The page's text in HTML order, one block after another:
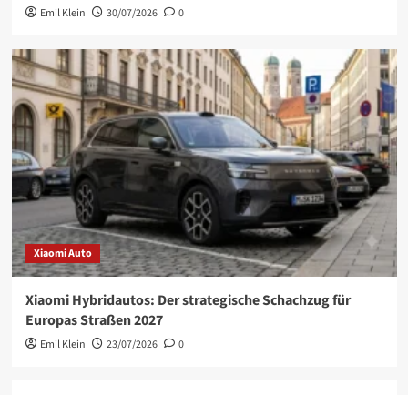
Emil Klein 30/07/2026 0
Xiaomi Auto
Xiaomi Hybridautos: Der strategische Schachzug für
Europas Straßen 2027
Emil Klein 23/07/2026 0